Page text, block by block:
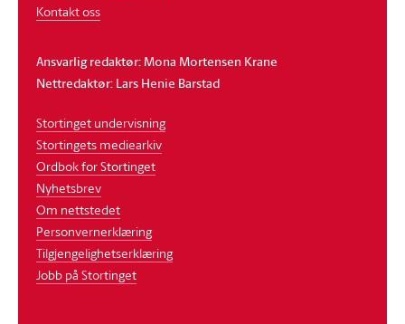
Kontakt oss
Ansvarlig redaktør: Mona Mortensen Krane
Nettredaktør: Lars Henie Barstad
Stortinget undervisning
Stortingets mediearkiv
Ordbok for Stortinget
Nyhetsbrev
Om nettstedet
Personvernerklæring
Tilgjengelighetserklæring
Jobb på Stortinget